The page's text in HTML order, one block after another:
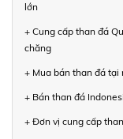
lớn
+ Cung cấp than đá
chăng
+ Mua bán than đá
+ Bán than đá
+ Đơn vị cung cấp